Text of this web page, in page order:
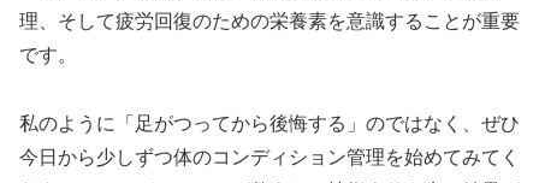
理、そして疲労回復のための栄養素を意識することが重要
です。
私のように「足がつってから後悔する」のではなく、ぜひ
今日から少しずつ体のコンディション管理を始めてみてく